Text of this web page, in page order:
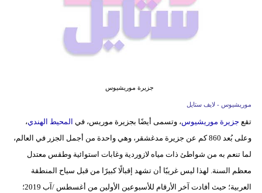
جزيرة موريشيوس
موريشيوس - لايف ستايل
تقع جزيرة موريشيوس، وتسمى أيضًا بجزيرة موريس، في المحيط الهندي،
وعلى بُعد 860 كم عن جزيرة مدغشقر، وهي واحدة من أجمل الجزر في العالم،
لما تنعم به من شواطئ ذات مياه لازوردية وغابات استوائية وطقس معتدل
معظم السنة. لهذا ليس غريبًا أن تشهد إقبالًا كبيرًا من قبل سياح المنطقة
العربية؛ حيث أفادت آخر الأرقام للأسبوعين الأولين من أغسطس /آب 2019؛